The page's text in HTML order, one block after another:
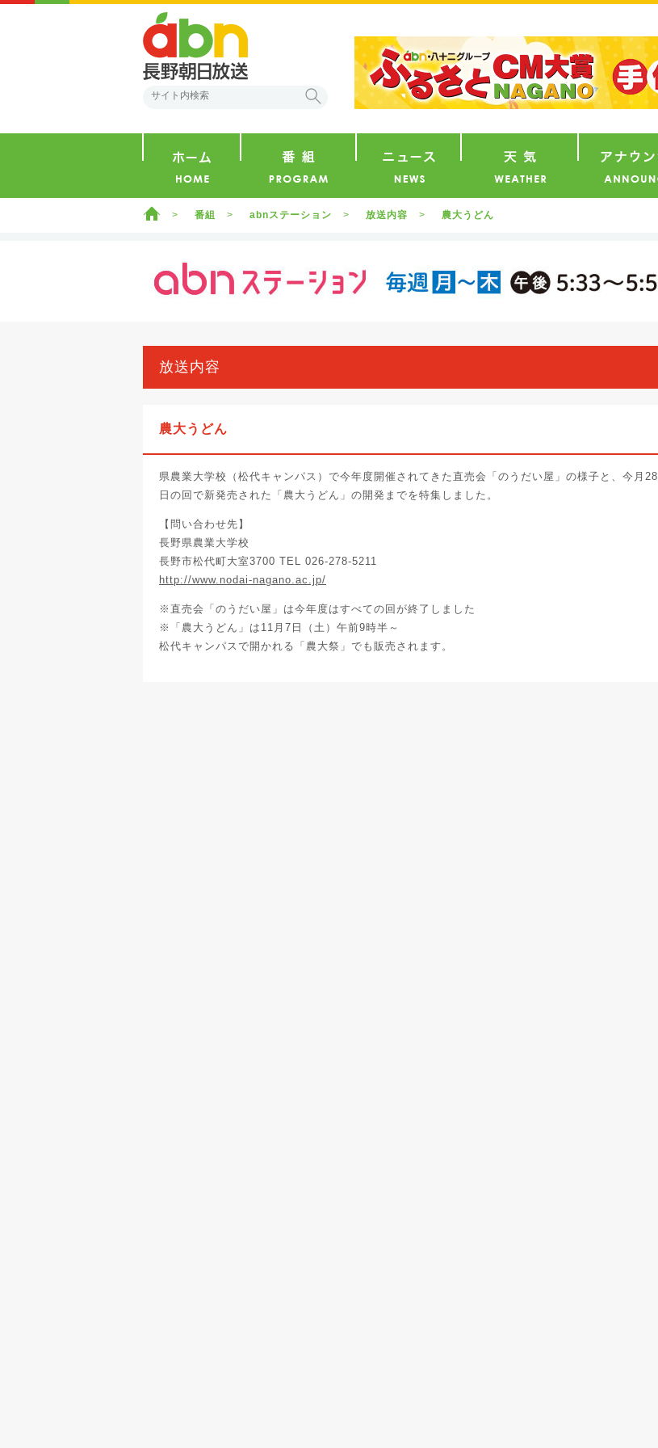
ホーム 番組 abnステーション 放送内容 農大うどん
放送内容
農大うどん
県農業大学校（松代キャンパス）で今年度開催されてきた直売会「のうだい屋」の様子と、今月28
日の回で新発売された「農大うどん」の開発までを特集しました。
【問い合わせ先】
長野県農業大学校
長野市松代町大室3700 TEL 026-278-5211
http://www.nodai-nagano.ac.jp/
※直売会「のうだい屋」は今年度はすべての回が終了しました
※「農大うどん」は11月7日（土）午前9時半～
松代キャンパスで開かれる「農大祭」でも販売されます。